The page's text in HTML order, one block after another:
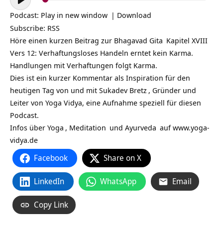
Player
Podcast: Play in new window | Download
Subscribe: RSS
Höre einen kurzen Beitrag zur Bhagavad Gita Kapitel XVIII
Vers 12: Verhaftungsloses Handeln erntet kein Karma.
Handlungen mit Verhaftungen folgt Karma.
Dies ist ein kurzer Kommentar als Inspiration für den
heutigen Tag von und mit Sukadev Bretz , Gründer und
Leiter von Yoga Vidya, eine Aufnahme speziell für diesen
Podcast.
Infos über Yoga , Meditation und Ayurveda aufwww.yoga-
vidya.de
Facebook Share on X
LinkedIn WhatsApp Email
Copy Link